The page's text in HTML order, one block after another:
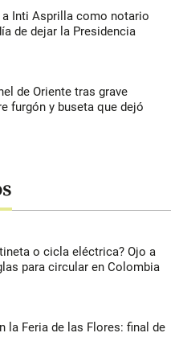
Inti Asprilla como notario
de dejar la Presidencia
de Oriente tras grave
furgón y buseta que dejó
o cicla eléctrica? Ojo a
para circular en Colombia
la Feria de las Flores: final de